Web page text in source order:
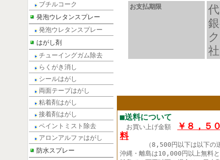
ブチルコーク
発泡ウレタンスプレー
発泡ウレタンスプレー
はがし剤
チューイングガム除去
らくがき消し
シールはがし
両面テープはがし
粘着剤はがし
接着剤はがし
ペイントミスト除去
アロンアルファはがし
防水スプレー
お支払期限
■送料について
お買い上げ金額
￥８，５
料
（8,500円以下は以下の
沖縄・離島は10,000円以上無料